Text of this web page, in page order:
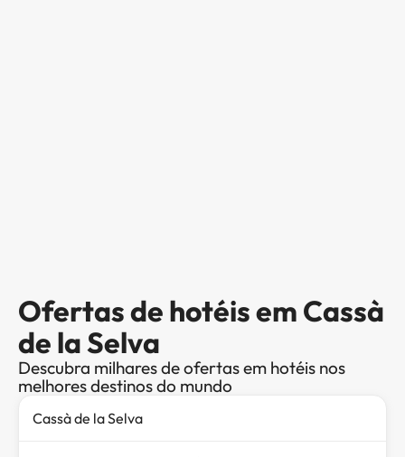
Ofertas de hotéis em Cassà
de la Selva
Descubra milhares de ofertas em hotéis nos
melhores destinos do mundo